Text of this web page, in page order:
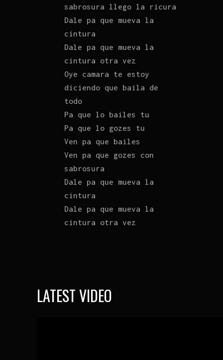
sabrosura llego la ricura
Dale pa que mueva la
cintura
Dale pa que mueva la
cintura otra vez
Oye camara te estoy
diciendo que baila de
todo
Pa que lo bailes tu
Pa que lo gozes tu
Ven pa que bailes
Ven pa que gozes con
sabrosura
Dale pa que mueva la
cintura
Dale pa que mueva la
cintura otra vez
LATEST VIDEO